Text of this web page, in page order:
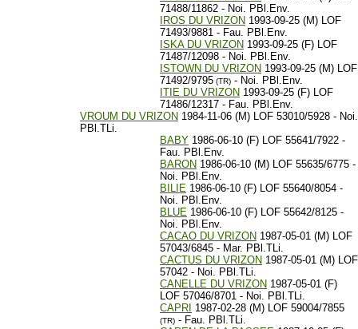
71488/11862 - Noi. PBl.Env.
IROS DU VRIZON 1993-09-25 (M) LOF
71493/9881 - Fau. PBl.Env.
ISKA DU VRIZON 1993-09-25 (F) LOF
71487/12098 - Noi. PBl.Env.
ISTOWN DU VRIZON 1993-09-25 (M) LOF
71492/9795 (TR) - Noi. PBl.Env.
ITIE DU VRIZON 1993-09-25 (F) LOF
71486/12317 - Fau. PBl.Env.
VROUM DU VRIZON 1984-11-06 (M) LOF 53010/5928 - Noi.
PBl.TLi.
BABY 1986-06-10 (F) LOF 55641/7922 -
Fau. PBl.Env.
BARON 1986-06-10 (M) LOF 55635/6775 -
Noi. PBl.Env.
BILIE 1986-06-10 (F) LOF 55640/8054 -
Noi. PBl.Env.
BLUE 1986-06-10 (F) LOF 55642/8125 -
Noi. PBl.Env.
CACAO DU VRIZON 1987-05-01 (M) LOF
57043/6845 - Mar. PBl.TLi.
CACTUS DU VRIZON 1987-05-01 (M) LOF
57042 - Noi. PBl.TLi.
CANELLE DU VRIZON 1987-05-01 (F)
LOF 57046/8701 - Noi. PBl.TLi.
CAPRI 1987-02-28 (M) LOF 59004/7855
(TR) - Fau. PBl.TLi.